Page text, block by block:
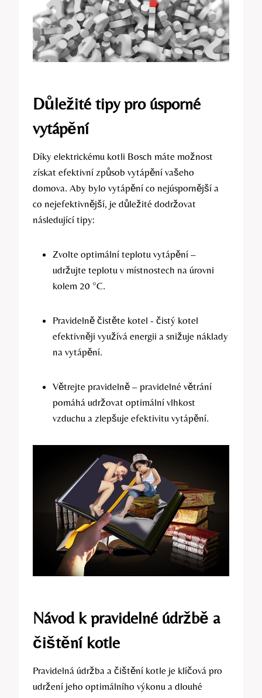
Důležité tipy pro úsporné
vytápění
Díky‍ elektrickému kotli Bosch máte možnost
získat efektivní způsob vytápění vašeho​
domova. Aby ⁤bylo vytápění co nejúspornější a
co nejefektivnější, je⁣ důležité dodržovat
následující tipy:
Zvolte optimální teplotu vytápění –
udržujte​ teplotu v místnostech⁤ na úrovni
kolem 20 °C.
Pravidelně čistěte kotel ‌- čistý kotel
efektivněji využívá energii a snižuje náklady
na vytápění.
Větrejte pravidelně – pravidelné větrání
pomáhá ⁤udržovat optimální vlhkost⁢
vzduchu a zlepšuje efektivitu vytápění.
Návod k pravidelné údržbě a
čištění kotle
Pravidelná údržba ⁢a⁢ čištění kotle je klíčová pro
udržení jeho optimálního‍ výkonu a dlouhé